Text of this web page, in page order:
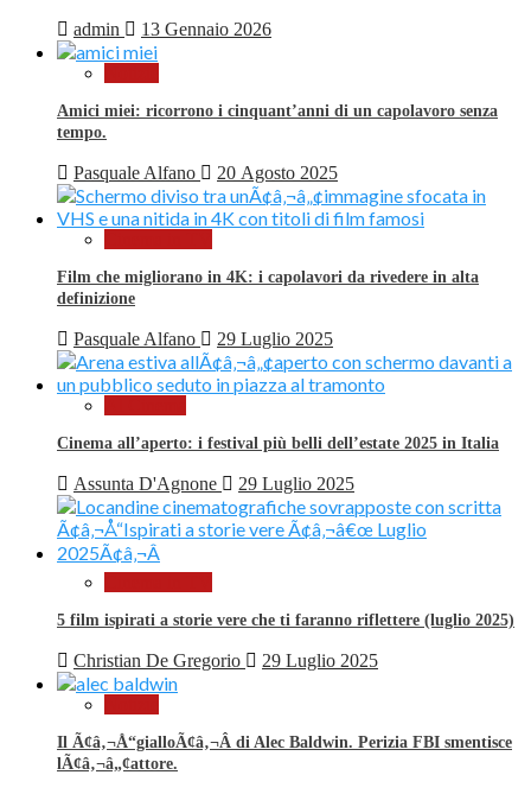
admin 13 Gennaio 2026
Amici miei: ricorrono i cinquant’anni di un capolavoro senza
tempo.
Pasquale Alfano 20 Agosto 2025
Film che migliorano in 4K: i capolavori da rivedere in alta
definizione
Pasquale Alfano 29 Luglio 2025
Cinema all’aperto: i festival più belli dell’estate 2025 in Italia
Assunta D'Agnone 29 Luglio 2025
5 film ispirati a storie vere che ti faranno riflettere (luglio 2025)
Christian De Gregorio 29 Luglio 2025
Il Ã¢â‚¬Å“gialloÃ¢â‚¬Â di Alec Baldwin. Perizia FBI smentisce
lÃ¢â‚¬â„¢attore.